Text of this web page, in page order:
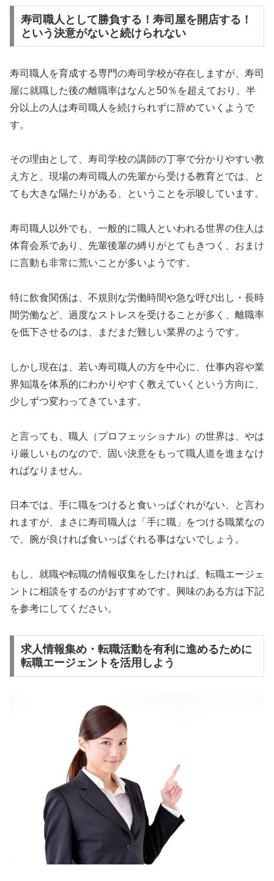
寿司職人として勝負する！寿司屋を開店する！
という決意がないと続けられない
寿司職人を育成する専門の寿司学校が存在しますが、寿司
屋に就職した後の離職率はなんと50％を超えており、半
分以上の人は寿司職人を続けられずに辞めていくようで
す。
その理由として、寿司学校の講師の丁寧で分かりやすい教
え方と、現場の寿司職人の先輩から受ける教育とでは、と
ても大きな隔たりがある、ということを示唆しています。
寿司職人以外でも、一般的に職人といわれる世界の住人は
体育会系であり、先輩後輩の縛りがとてもきつく、おまけ
に言動も非常に荒いことが多いようです。
特に飲食関係は、不規則な労働時間や急な呼び出し・長時
間労働など、過度なストレスを受けることが多く、離職率
を低下させるのは、まだまだ難しい業界のようです。
しかし現在は、若い寿司職人の方を中心に、仕事内容や業
界知識を体系的にわかりやすく教えていくという方向に、
少しずつ変わってきています。
と言っても、職人（プロフェッショナル）の世界は、やは
り厳しいものなので、固い決意をもって職人道を進まなけ
ればなりません。
日本では、手に職をつけると食いっぱぐれがない、と言わ
れますが、まさに寿司職人は「手に職」をつける職業なの
で、腕が良ければ食いっぱぐれる事はないでしょう。
もし、就職や転職の情報収集をしたければ、転職エージェ
ントに相談をするのがおすすめです。興味のある方は下記
を参考にしてください。
求人情報集め・転職活動を有利に進めるために
転職エージェントを活用しよう